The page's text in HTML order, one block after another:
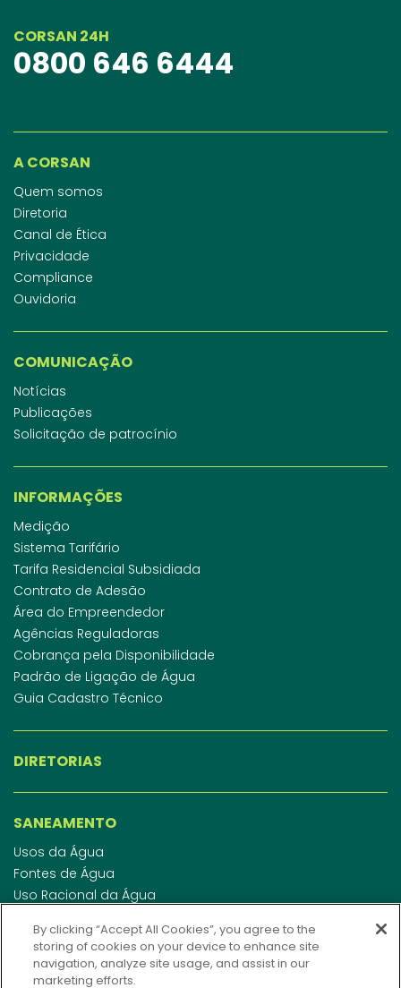
CORSAN 24H
0800 646 6444
A CORSAN
Quem somos
Diretoria
Canal de Ética
Privacidade
Compliance
Ouvidoria
COMUNICAÇÃO
Notícias
Publicações
Solicitação de patrocínio
INFORMAÇÕES
Medição
Sistema Tarifário
Tarifa Residencial Subsidiada
Contrato de Adesão
Área do Empreendedor
Agências Reguladoras
Cobrança pela Disponibilidade
Padrão de Ligação de Água
Guia Cadastro Técnico
DIRETORIAS
SANEAMENTO
Usos da Água
Fontes de Água
Uso Racional da Água
Esgotamento Sanitário
Regulamento de Água e Esgoto
Indicadores de qualidade da água
By clicking “Accept All Cookies”, you agree to the
storing of cookies on your device to enhance site
navigation, analyze site usage, and assist in our
marketing efforts.